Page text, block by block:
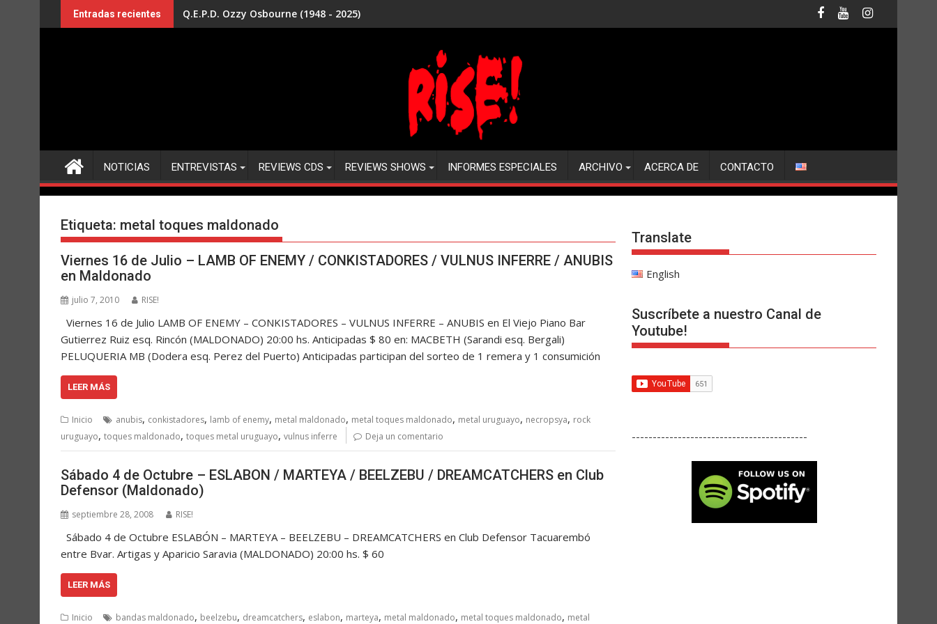
al
Entradas recientes Q.E.P.D. Ozzy Osbourne (1948 - 2025)
NOTICIAS ENTREVISTAS REVIEWS CDS REVIEWS SHOWS INFORMES ESPECIALES ARCHIVO ACERCA DE CONTACTO
Etiqueta: metal toques maldonado
Viernes 16 de Julio – LAMB OF ENEMY / CONKISTADORES / VULNUS INFERRE / ANUBIS
en Maldonado
julio 7, 2010 RISE!
Viernes 16 de Julio LAMB OF ENEMY – CONKISTADORES – VULNUS INFERRE – ANUBIS en El Viejo Piano Bar
Gutierrez Ruiz esq. Rincón (MALDONADO) 20:00 hs. Anticipadas $ 80 en: MACBETH (Sarandi esq. Bergali)
PELUQUERIA MB (Dodera esq. Perez del Puerto) Anticipadas participan del sorteo de 1 remera y 1 consumición
LEER MÁS
Inicio anubis, conkistadores, lamb of enemy, metal maldonado, metal toques maldonado, metal uruguayo, necropsya, rock
uruguayo, toques maldonado, toques metal uruguayo, vulnus inferre Deja un comentario
Sábado 4 de Octubre – ESLABON / MARTEYA / BEELZEBU / DREAMCATCHERS en Club
Defensor (Maldonado)
septiembre 28, 2008 RISE!
Sábado 4 de Octubre ESLABÓN – MARTEYA – BEELZEBU – DREAMCATCHERS en Club Defensor Tacuarembó
entre Bvar. Artigas y Aparicio Saravia (MALDONADO) 20:00 hs. $ 60
LEER MÁS
Inicio bandas maldonado, beelzebu, dreamcatchers, eslabon, marteya, metal maldonado, metal toques maldonado, metal
Translate
English
Suscríbete a nuestro Canal de
Youtube!
------------------------------------------